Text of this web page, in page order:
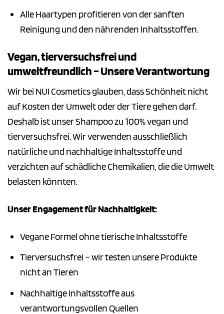
Alle Haartypen profitieren von der sanften
Reinigung und den nährenden Inhaltsstoffen.
Vegan, tierversuchsfrei und
umweltfreundlich – Unsere Verantwortung
Wir bei NUI Cosmetics glauben, dass Schönheit nicht
auf Kosten der Umwelt oder der Tiere gehen darf.
Deshalb ist unser Shampoo zu 100% vegan und
tierversuchsfrei. Wir verwenden ausschließlich
natürliche und nachhaltige Inhaltsstoffe und
verzichten auf schädliche Chemikalien, die die Umwelt
belasten könnten.
Unser Engagement für Nachhaltigkeit:
Vegane Formel ohne tierische Inhaltsstoffe
Tierversuchsfrei – wir testen unsere Produkte
nicht an Tieren
Nachhaltige Inhaltsstoffe aus
verantwortungsvollen Quellen